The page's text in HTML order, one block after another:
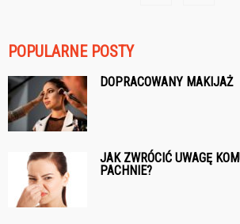
POPULARNE POSTY
DOPRACOWANY MAKIJAŻ
JAK ZWRÓCIĆ UWAGĘ
PACHNIE?